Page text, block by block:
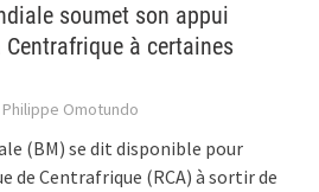
soumet son appui
à certaines
Philippe Omotundo
(BM) se dit disponible pour
de Centrafrique (RCA) à sortir de